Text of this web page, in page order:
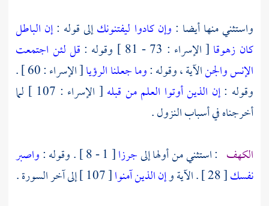
واستثني منها أيضا : وإن كادوا ليفتنونكإلى قوله :إن الباطل
كان زهوقا [ الإسراء : 73 - 81 ] وقوله :
قل لئن اجتمعت
الإنس والجنالآية ، وقوله :وما جعلنا الرؤيا
[ الإسراء : 60 ] .
وقوله :إن الذين أوتوا العلم من قبله
[ الإسراء : 107 ] لما
أخرجناه في أسباب النزول .
الكهف : استثني من أولها إلىجرزا[ 1 - 8 ] . وقوله :
واصبر
نفسك[ 28 ] . الآية و إن الذين آمنوا[ 107 ] إلى آخر السورة .